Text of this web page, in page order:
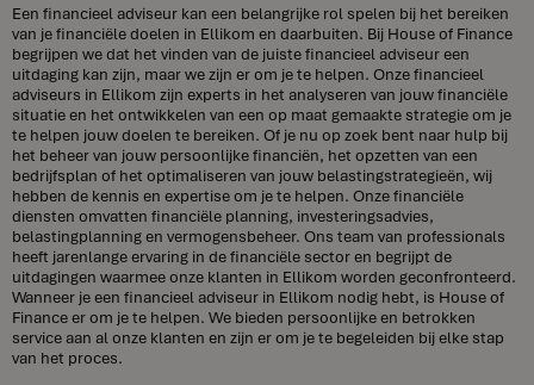
Een financieel adviseur kan een belangrijke rol spelen bij het bereiken
van je financiële doelen in Ellikom en daarbuiten. Bij House of Finance
begrijpen we dat het vinden van de juiste financieel adviseur een
uitdaging kan zijn, maar we zijn er om je te helpen. Onze financieel
adviseurs in Ellikom zijn experts in het analyseren van jouw financiële
situatie en het ontwikkelen van een op maat gemaakte strategie om je
te helpen jouw doelen te bereiken. Of je nu op zoek bent naar hulp bij
het beheer van jouw persoonlijke financiën, het opzetten van een
bedrijfsplan of het optimaliseren van jouw belastingstrategieën, wij
hebben de kennis en expertise om je te helpen. Onze financiële
diensten omvatten financiële planning, investeringsadvies,
belastingplanning en vermogensbeheer. Ons team van professionals
heeft jarenlange ervaring in de financiële sector en begrijpt de
uitdagingen waarmee onze klanten in Ellikom worden geconfronteerd.
Wanneer je een financieel adviseur in Ellikom nodig hebt, is House of
Finance er om je te helpen. We bieden persoonlijke en betrokken
service aan al onze klanten en zijn er om je te begeleiden bij elke stap
van het proces.